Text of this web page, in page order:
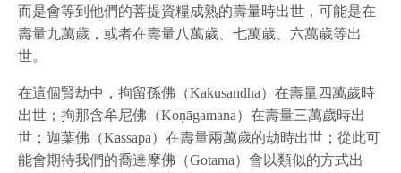
而是會等到他們的菩提資糧成熟的壽量時出世，可能是在
壽量九萬歲，或者在壽量八萬歲、七萬歲、六萬歲等出
世。
在這個賢劫中，拘留孫佛（Kakusandha）在壽量四萬歲時
出世；拘那含牟尼佛（Koṇāgamana）在壽量三萬歲時出
世；迦葉佛（Kassapa）在壽量兩萬歲的劫時出世；從此可
能會期待我們的喬達摩佛（Gotama）會以類似的方式出